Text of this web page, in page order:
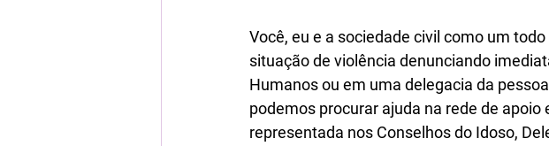
Você, eu e a sociedade civil como um
situação de violência denunciando
Humanos ou em uma delegacia da
podemos procurar ajuda na rede de
representada nos Conselhos do Idoso,